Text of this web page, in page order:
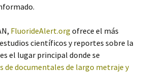
FluorideAlert.org ofrece el más
científicos y reportes sobre la
el lugar principal donde se
de documentales de largo metraje y